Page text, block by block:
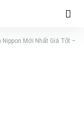
Nippon Mới Nhất Giá Tốt –